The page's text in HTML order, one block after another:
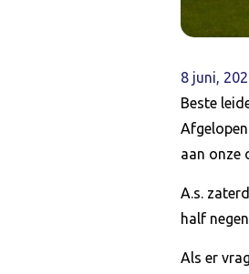
8 juni,
Beste
aan onze
A.s.
half
Als er